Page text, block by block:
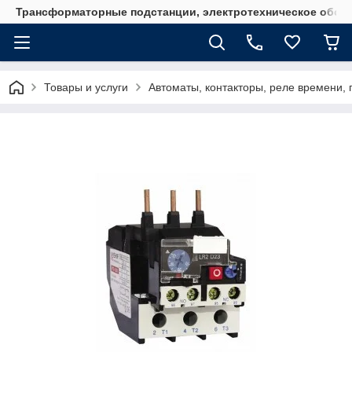
Трансформаторные подстанции, электротехническое
Товары и услуги Автоматы, контакторы, реле